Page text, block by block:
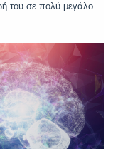
του σε πολύ μεγάλο